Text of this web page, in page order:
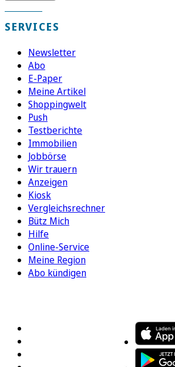
SERVICES
Newsletter
Abo
E-Paper
Meine Artikel
Shoppingwelt
Push
Testberichte
Immobilien
Jobbörse
Wir trauern
Anzeigen
Kiosk
Vergleichsrechner
Bütz Mich
Hilfe
Online-Service
Meine Region
Abo kündigen